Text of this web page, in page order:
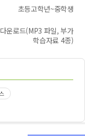
초등고학년~중학생
운로드(MP3 파일, 부가
학습자료 4종)